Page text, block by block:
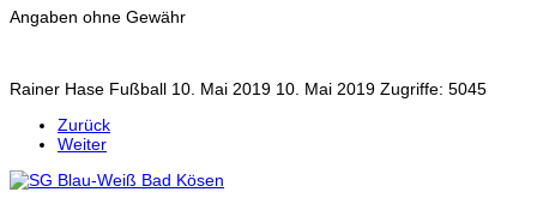
Angaben ohne Gewähr
Rainer Hase Fußball 10. Mai 2019 10. Mai 2019 Zugriffe: 5045
Zurück
Weiter